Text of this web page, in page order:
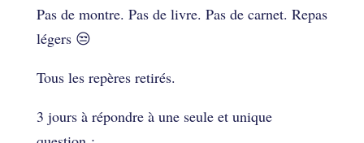
Pas de montre. Pas de livre. Pas de carnet. Repas
légers 😒
Tous les repères retirés.
3 jours à répondre à une seule et unique